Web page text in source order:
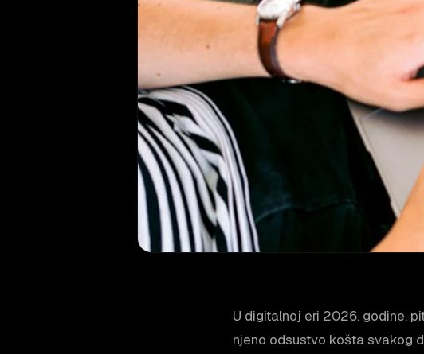
U digitalnoj eri 2026. godine,
njeno odsustvo košta svakog